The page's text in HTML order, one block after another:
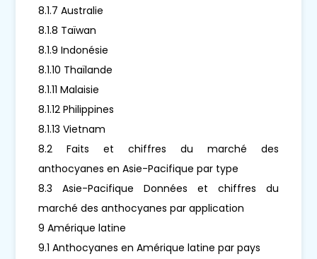
8.1.7 Australie
8.1.8 Taïwan
8.1.9 Indonésie
8.1.10 Thaïlande
8.1.11 Malaisie
8.1.12 Philippines
8.1.13 Vietnam
8.2 Faits et chiffres du marché des
anthocyanes en Asie-Pacifique par type
8.3 Asie-Pacifique Données et chiffres du
marché des anthocyanes par application
9 Amérique latine
9.1 Anthocyanes en Amérique latine par pays